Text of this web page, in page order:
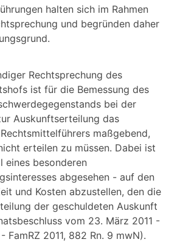
halten sich im Rahmen
und begründen daher
Rechtsprechung des
ist für die Bemessung des
bei der
Auskunftserteilung das
maßgebend,
erteilen zu müssen. Dabei ist
eines besonderen
abgesehen - auf den
und Kosten abzustellen, den die
der geschuldeten Auskunft
vom 23. März 2011 -
- FamRZ 2011, 882 Rn. 9 mwN).